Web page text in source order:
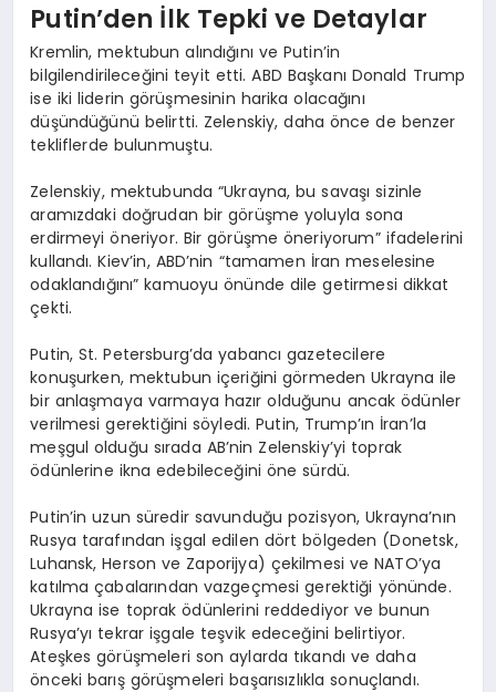
Putin’den İlk Tepki ve Detaylar
Kremlin, mektubun alındığını ve Putin’in
bilgilendirileceğini teyit etti. ABD Başkanı Donald Trump
ise iki liderin görüşmesinin harika olacağını
düşündüğünü belirtti. Zelenskiy, daha önce de benzer
tekliflerde bulunmuştu.
Zelenskiy, mektubunda “Ukrayna, bu savaşı sizinle
aramızdaki doğrudan bir görüşme yoluyla sona
erdirmeyi öneriyor. Bir görüşme öneriyorum” ifadelerini
kullandı. Kiev’in, ABD’nin “tamamen İran meselesine
odaklandığını” kamuoyu önünde dile getirmesi dikkat
çekti.
Putin, St. Petersburg’da yabancı gazetecilere
konuşurken, mektubun içeriğini görmeden Ukrayna ile
bir anlaşmaya varmaya hazır olduğunu ancak ödünler
verilmesi gerektiğini söyledi. Putin, Trump’ın İran’la
meşgul olduğu sırada AB’nin Zelenskiy’yi toprak
ödünlerine ikna edebileceğini öne sürdü.
Putin’in uzun süredir savunduğu pozisyon, Ukrayna’nın
Rusya tarafından işgal edilen dört bölgeden (Donetsk,
Luhansk, Herson ve Zaporijya) çekilmesi ve NATO’ya
katılma çabalarından vazgeçmesi gerektiği yönünde.
Ukrayna ise toprak ödünlerini reddediyor ve bunun
Rusya’yı tekrar işgale teşvik edeceğini belirtiyor.
Ateşkes görüşmeleri son aylarda tıkandı ve daha
önceki barış görüşmeleri başarısızlıkla sonuçlandı.